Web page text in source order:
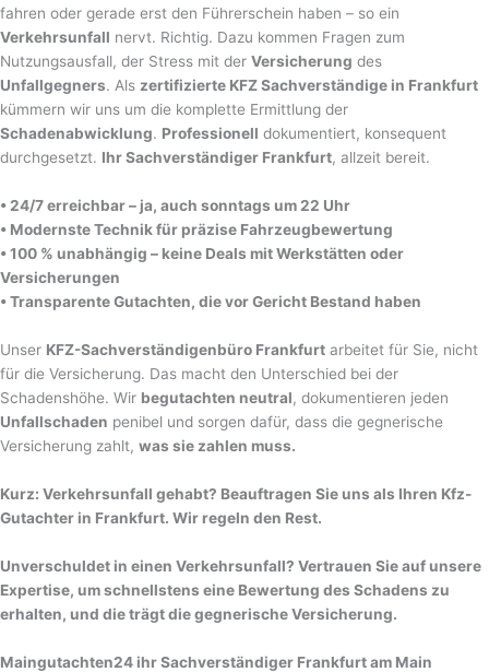
fahren oder gerade erst den Führerschein haben – so ein
Verkehrsunfall nervt. Richtig. Dazu kommen Fragen zum
Nutzungsausfall, der Stress mit der Versicherung des
Unfallgegners. Als zertifizierte KFZ Sachverständige in Frankfurt
kümmern wir uns um die komplette Ermittlung der
Schadenabwicklung. Professionell dokumentiert, konsequent
durchgesetzt. Ihr Sachverständiger Frankfurt, allzeit bereit.
• 24/7 erreichbar – ja, auch sonntags um 22 Uhr
• Modernste Technik für präzise Fahrzeugbewertung
• 100 % unabhängig – keine Deals mit Werkstätten oder
Versicherungen
• Transparente Gutachten, die vor Gericht Bestand haben
Unser KFZ-Sachverständigenbüro Frankfurt arbeitet für Sie, nicht
für die Versicherung. Das macht den Unterschied bei der
Schadenshöhe. Wir begutachten neutral, dokumentieren jeden
Unfallschaden penibel und sorgen dafür, dass die gegnerische
Versicherung zahlt, was sie zahlen muss.
Kurz: Verkehrsunfall gehabt? Beauftragen Sie uns als Ihren Kfz-
Gutachter in Frankfurt. Wir regeln den Rest.
Unverschuldet in einen Verkehrsunfall? Vertrauen Sie auf unsere
Expertise, um schnellstens eine Bewertung des Schadens zu
erhalten, und die trägt die gegnerische Versicherung.
Maingutachten24 ihr Sachverständiger Frankfurt am Main